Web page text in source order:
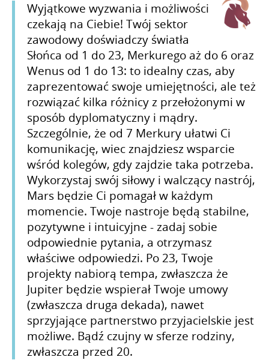
Wyjątkowe wyzwania i możliwości
czekają na Ciebie! Twój sektor
zawodowy doświadczy światła
Słońca od 1 do 23, Merkurego aż do 6 oraz
Wenus od 1 do 13: to idealny czas, aby
zaprezentować swoje umiejętności, ale też
rozwiązać kilka różnicy z przełożonymi w
sposób dyplomatyczny i mądry.
Szczególnie, że od 7 Merkury ułatwi Ci
komunikację, wiec znajdziesz wsparcie
wśród kolegów, gdy zajdzie taka potrzeba.
Wykorzystaj swój siłowy i walczący nastrój,
Mars będzie Ci pomagał w każdym
momencie. Twoje nastroje będą stabilne,
pozytywne i intuicyjne - zadaj sobie
odpowiednie pytania, a otrzymasz
właściwe odpowiedzi. Po 23, Twoje
projekty nabiorą tempa, zwłaszcza że
Jupiter będzie wspierał Twoje umowy
(zwłaszcza druga dekada), nawet
sprzyjające partnerstwo przyjacielskie jest
możliwe. Bądź czujny w sferze rodziny,
zwłaszcza przed 20.